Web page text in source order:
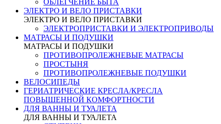
ОБЛЕГЧЕНИЕ БЫТА
ЭЛЕКТРО И ВЕЛО ПРИСТАВКИ
ЭЛЕКТРО И ВЕЛО ПРИСТАВКИ
ЭЛЕКТРОПРИСТАВКИ И ЭЛЕКТРОПРИВОДЫ
МАТРАСЫ И ПОДУШКИ
МАТРАСЫ И ПОДУШКИ
ПРОТИВОПРОЛЕЖНЕВЫЕ МАТРАСЫ
ПРОСТЫНЯ
ПРОТИВОПРОЛЕЖНЕВЫЕ ПОДУШКИ
ВЕЛОСИПЕДЫ
ГЕРИАТРИЧЕСКИЕ КРЕСЛА/КРЕСЛА
ПОВЫШЕННОЙ КОМФОРТНОСТИ
ДЛЯ ВАННЫ И ТУАЛЕТА
ДЛЯ ВАННЫ И ТУАЛЕТА